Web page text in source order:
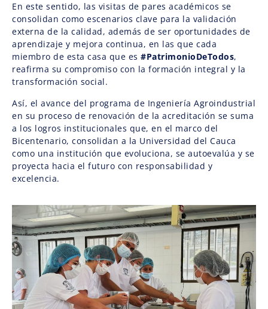
En este sentido, las visitas de pares académicos se
consolidan como escenarios clave para la validación
externa de la calidad, además de ser oportunidades de
aprendizaje y mejora continua, en las que cada
miembro de esta casa que es #PatrimonioDeTodos,
reafirma su compromiso con la formación integral y la
transformación social.
Así, el avance del programa de Ingeniería Agroindustrial
en su proceso de renovación de la acreditación se suma
a los logros institucionales que, en el marco del
Bicentenario, consolidan a la Universidad del Cauca
como una institución que evoluciona, se autoevalúa y se
proyecta hacia el futuro con responsabilidad y
excelencia.